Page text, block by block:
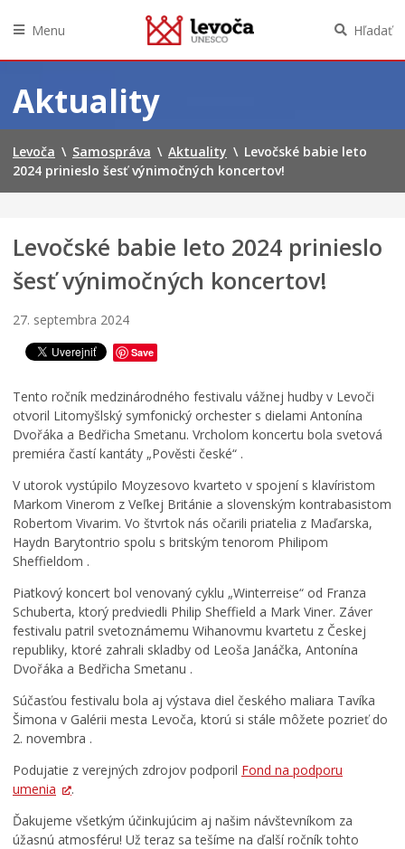
obsah
Menu Hľadať
Aktuality
Levoča \ Samospráva \ Aktuality \ Levočské babie leto
2024 prinieslo šesť výnimočných koncertov!
Levočské babie leto 2024 prinieslo
šesť výnimočných koncertov!
27. septembra 2024
Save
Tento ročník medzinárodného festivalu vážnej hudby v Levoči
otvoril Litomyšlský symfonický orchester s dielami Antonína
Dvořáka a Bedřicha Smetanu. Vrcholom koncertu bola svetová
premiéra častí kantáty „Pověsti české“ .
V utorok vystúpilo Moyzesovo kvarteto v spojení s klavíristom
Markom Vinerom z Veľkej Británie a slovenským kontrabasistom
Robertom Vivarim. Vo štvrtok nás očarili priatelia z Maďarska,
Haydn Barytontrio spolu s britským tenorom Philipom
Sheffieldom .
Piatkový koncert bol venovaný cyklu „Winterreise“ od Franza
Schuberta, ktorý predviedli Philip Sheffield a Mark Viner. Záver
festivalu patril svetoznámemu Wihanovmu kvartetu z Českej
republiky, ktoré zahrali skladby od Leoša Janáčka, Antonína
Dvořáka a Bedřicha Smetanu .
Súčasťou festivalu bola aj výstava diel českého maliara Tavíka
Šimona v Galérii mesta Levoča, ktorú si stále môžete pozrieť do
2. novembra .
Podujatie z verejných zdrojov podporil Fond na podporu
umenia
.
Ďakujeme všetkým účinkujúcim aj našim návštevníkom za
úžasnú atmosféru! Už teraz sa tešíme na ďalší ročník tohto